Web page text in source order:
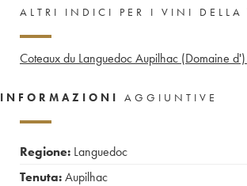
ALTRI INDICI PER I VINI DELLA
Coteaux du Languedoc Aupilhac (Domaine
INFORMAZIONI AGGIUNTIVE
Regione: Languedoc
Tenuta:Aupilhac